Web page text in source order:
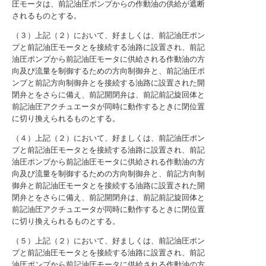
圧モータは、前記油圧ポンプからの作動油の供給が遮断
されるものとする。
（３）上記（２）において、好ましくは、前記油圧ポン
プと前記油圧モータとを接続する油路に設置され、前記
油圧ポンプから前記油圧モータに供給される作動油の方
向及び流量を制御するための方向制御弁と、前記油圧ポ
ンプと前記方向制御弁とを接続する油路に設置された開
閉弁とをさらに備え、前記開閉弁は、前記前記旋回体と
前記油圧アクチュエータが同時に動作するときに閉位置
に切り換えられるものとする。
（４）上記（２）において、好ましくは、前記油圧ポン
プと前記油圧モータとを接続する油路に設置され、前記
油圧ポンプから前記油圧モータに供給される作動油の方
向及び流量を制御するための方向制御弁と、前記方向制
御弁と前記油圧モータとを接続する油路に設置された開
閉弁とをさらに備え、前記開閉弁は、前記前記旋回体と
前記油圧アクチュエータが同時に動作するときに閉位置
に切り換えられるものとする。
（５）上記（２）において、好ましくは、前記油圧ポン
プと前記油圧モータとを接続する油路に設置され、前記